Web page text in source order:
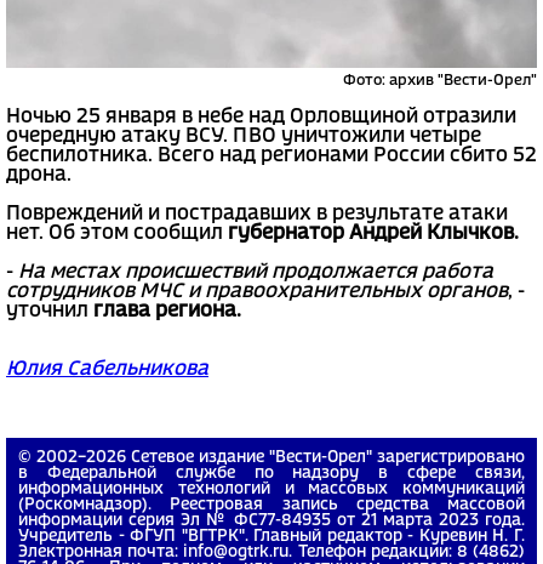
Фото: архив "Вести-Орел"
Ночью 25 января в небе над Орловщиной отразили
очередную атаку ВСУ. ПВО уничтожили четыре
беспилотника. Всего над регионами России сбито 52
дрона.
Повреждений и пострадавших в результате атаки
нет. Об этом сообщил
губернатор Андрей Клычков.
- На местах происшествий продолжается работа
сотрудников МЧС и правоохранительных органов, -
уточнил
глава региона.
Юлия Сабельникова
© 2002−2026 Сетевое издание "Вести-Орел" зарегистрировано
в Федеральной службе по надзору в сфере связи,
информационных технологий и массовых коммуникаций
(Роскомнадзор). Реестровая запись средства массовой
информации серия Эл № ФС77-84935 от 21 марта 2023 года.
Учредитель - ФГУП "ВГТРК". Главный редактор - Куревин Н. Г.
Электронная почта: info@ogtrk.ru. Телефон редакции: 8 (4862)